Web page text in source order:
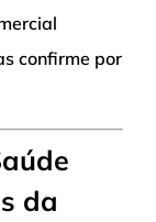
confirme por
da